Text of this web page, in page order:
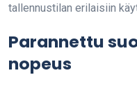
tallennustilan erilaisiin
Parannettu
nopeus